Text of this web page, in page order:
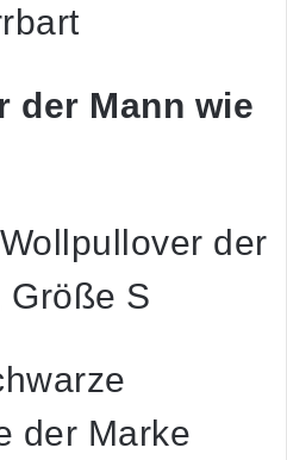
der Mann wie
der
Größe S
der Marke